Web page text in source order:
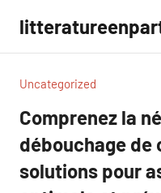
contenu
Uncategorized
Comprenez la
débouchage
solutions pour